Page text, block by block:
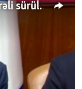
Polis Netanyahulara qarşı ittiham irəli sürülməsini istəyir